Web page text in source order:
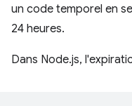
un code temporel en
24 heures.
Dans Node.js,